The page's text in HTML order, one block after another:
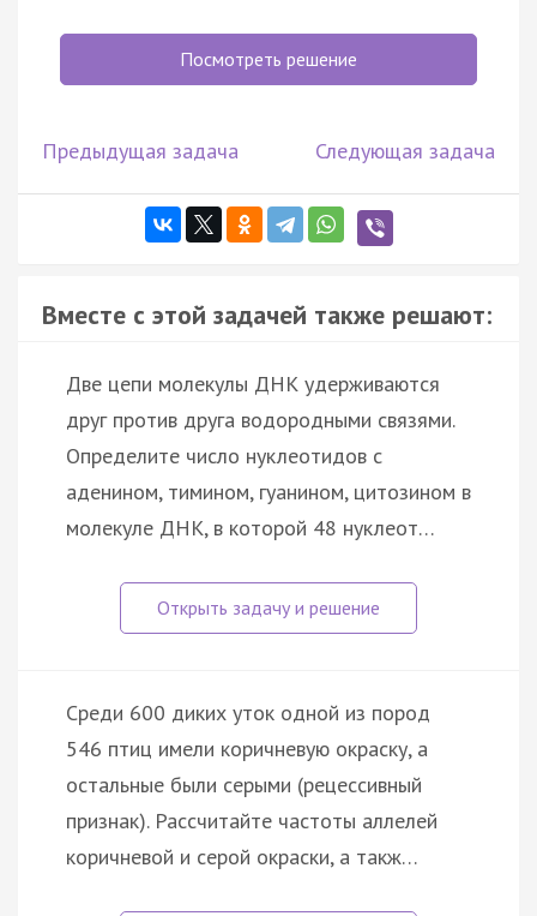
Посмотреть решение
Предыдущая задача Следующая задача
Вместе с этой задачей также решают:
Две цепи молекулы ДНК удерживаются
друг против друга водородными связями.
Определите число нуклеотидов с
аденином, тимином, гуанином, цитозином в
молекуле ДНК, в которой 48 нуклеот…
Среди 600 диких уток одной из пород
546 птиц имели коричневую окраску, а
остальные были серыми (рецессивный
признак). Рассчитайте частоты аллелей
коричневой и серой окраски, а такж…